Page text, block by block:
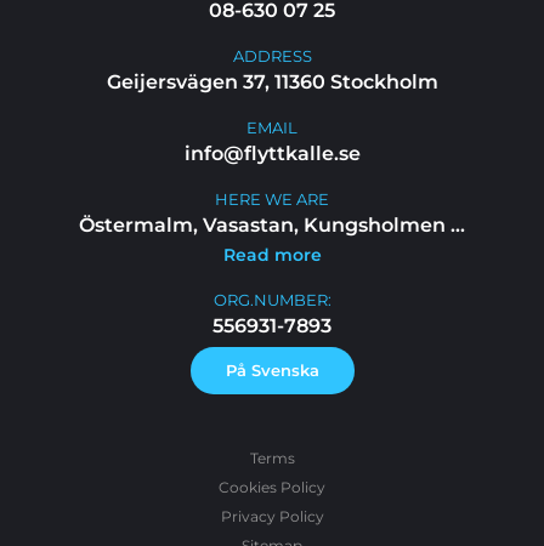
08-630 07 25
ADDRESS
Geijersvägen 37, 11360 Stockholm
EMAIL
info@flyttkalle.se
ORG.NUMBER:
556931-7893
På Svenska
HERE WE ARE
Östermalm, Vasastan, Kungsholmen ...
Read more
Terms
Cookies Policy
Privacy Policy